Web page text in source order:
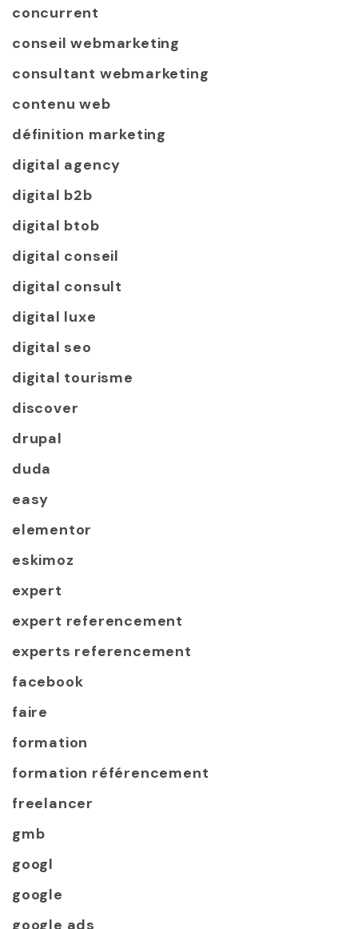
concurrent
conseil webmarketing
consultant webmarketing
contenu web
définition marketing
digital agency
digital b2b
digital btob
digital conseil
digital consult
digital luxe
digital seo
digital tourisme
discover
drupal
duda
easy
elementor
eskimoz
expert
expert referencement
experts referencement
facebook
faire
formation
formation référencement
freelancer
gmb
googl
google